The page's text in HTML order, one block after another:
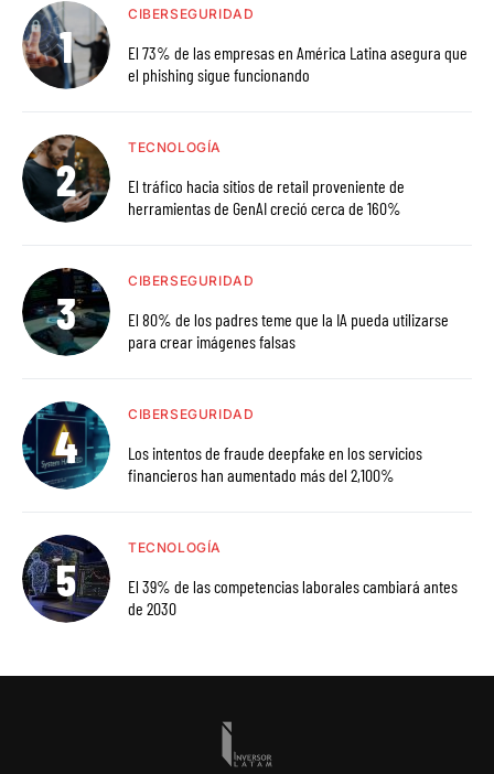
CIBERSEGURIDAD
El 73% de las empresas en América Latina asegura que
el phishing sigue funcionando
TECNOLOGÍA
El tráfico hacia sitios de retail proveniente de
herramientas de GenAI creció cerca de 160%
CIBERSEGURIDAD
El 80% de los padres teme que la IA pueda utilizarse
para crear imágenes falsas
CIBERSEGURIDAD
Los intentos de fraude deepfake en los servicios
financieros han aumentado más del 2,100%
TECNOLOGÍA
El 39% de las competencias laborales cambiará antes
de 2030